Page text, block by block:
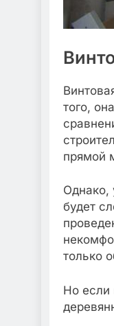
того,
прямой
Однако,
будет
только
Но если